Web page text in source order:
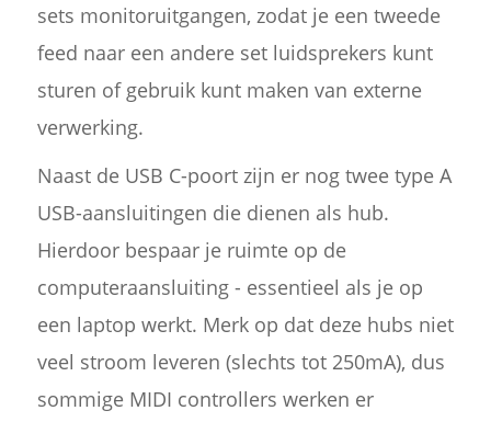
sets monitoruitgangen, zodat je een tweede
feed naar een andere set luidsprekers kunt
sturen of gebruik kunt maken van externe
verwerking.
Naast de USB C-poort zijn er nog twee type A
USB-aansluitingen die dienen als hub.
Hierdoor bespaar je ruimte op de
computeraansluiting - essentieel als je op
een laptop werkt. Merk op dat deze hubs niet
veel stroom leveren (slechts tot 250mA), dus
sommige MIDI controllers werken er